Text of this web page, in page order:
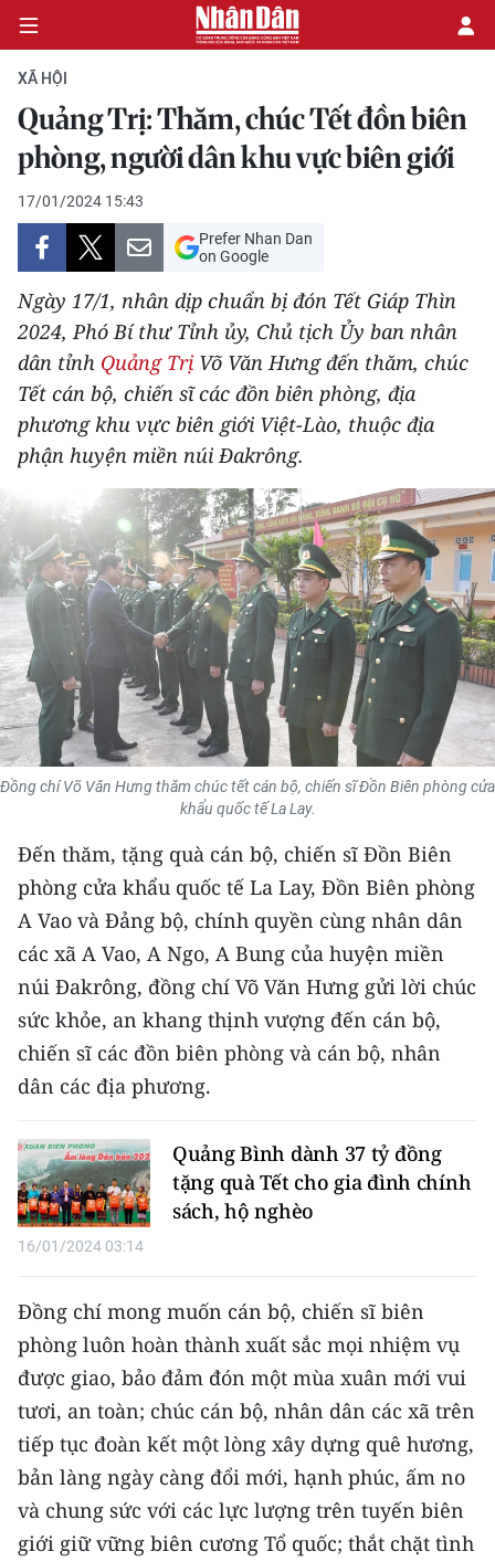
CHÍNH TRỊ
KINH TẾ
VĂN HÓA
XÃ HỘI
PHÁP LUẬT
DU LỊCH
THẾ GIỚI
THỂ THAO
GIÁO DỤC
Y TẾ
KHOA HỌC - CÔNG NGHỆ
MÔI TRƯỜNG
BẠN ĐỌC
KIỂM CHỨNG THÔNG TIN
TRI THỨC CHUYÊN SÂU
54 DÂN TỘC VIỆT NAM
CHƯƠNG TRÌNH OCOP - MỖI XÃ
MỘT SẢN PHẨM
RADIO
MEDIA CENTER
E-Magazine
Video
Media Chính trị
Media Kinh tế
Media Văn hóa
Media Xã hội
Media Pháp luật
Media Du lịch
XÃ HỘI
Quảng Trị: Thăm, chúc Tết đồn biên
phòng, người dân khu vực biên giới
17/01/2024 15:43
Prefer Nhan Dan
on Google
Ngày 17/1, nhân dịp chuẩn bị đón Tết Giáp Thìn
2024, Phó Bí thư Tỉnh ủy, Chủ tịch Ủy ban nhân
dân tỉnh Quảng Trị Võ Văn Hưng đến thăm, chúc
Tết cán bộ, chiến sĩ các đồn biên phòng, địa
phương khu vực biên giới Việt-Lào, thuộc địa
phận huyện miền núi Đakrông.
Đồng chí Võ Văn Hưng thăm chúc tết cán bộ, chiến sĩ Đồn Biên phòng cửa
khẩu quốc tế La Lay.
Đến thăm, tặng quà cán bộ, chiến sĩ Đồn Biên
phòng cửa khẩu quốc tế La Lay, Đồn Biên phòng
A Vao và Đảng bộ, chính quyền cùng nhân dân
các xã A Vao, A Ngo, A Bung của huyện miền
núi Đakrông, đồng chí Võ Văn Hưng gửi lời chúc
sức khỏe, an khang thịnh vượng đến cán bộ,
chiến sĩ các đồn biên phòng và cán bộ, nhân
dân các địa phương.
Quảng Bình dành 37 tỷ đồng
tặng quà Tết cho gia đình chính
sách, hộ nghèo
16/01/2024 03:14
Đồng chí mong muốn cán bộ, chiến sĩ biên
phòng luôn hoàn thành xuất sắc mọi nhiệm vụ
được giao, bảo đảm đón một mùa xuân mới vui
tươi, an toàn; chúc cán bộ, nhân dân các xã trên
tiếp tục đoàn kết một lòng xây dựng quê hương,
bản làng ngày càng đổi mới, hạnh phúc, ấm no
và chung sức với các lực lượng trên tuyến biên
giới giữ vững biên cương Tổ quốc; thắt chặt tình